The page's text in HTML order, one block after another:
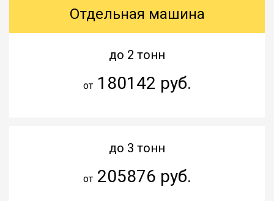
Отдельная машина
до 2 тонн
от180142 руб.
до 3 тонн
от205876 руб.